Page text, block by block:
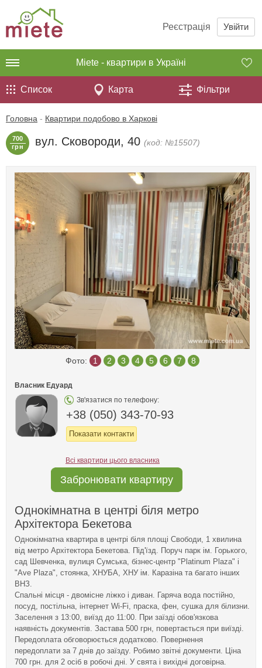
Реєстрація Увійти
Miete - квартири в Україні
Список Карта Фільтри
Головна - Квартири подобово в Харкові
700
грн
вул. Сковороди, 40 (код: №15507)
Фото: 1 2 3 4 5 6 7 8
Власник Едуард
Зв'язатися по телефону:
+38 (050) 343-70-93
Показати контакти
Всі квартири цього власника
Забронювати квартиру
Однокімнатна в центрі біля метро
Архітектора Бекетова
Однокімнатна квартира в центрі біля площі Свободи, 1 хвилина
від метро Архітектора Бекетова. Під'їзд. Поруч парк ім. Горького,
сад Шевченка, вулиця Сумська, бізнес-центр "Platinum Plaza" і
"Ave Plaza", стоянка, ХНУБА, ХНУ ім. Каразіна та багато інших
ВНЗ.
Спальні місця - двомісне ліжко і диван. Гаряча вода постійно,
посуд, постільна, інтернет Wi-Fi, праска, фен, сушка для білизни.
Заселення з 13:00, виїзд до 11:00. При заїзді обов'язкова
наявність документів. Застава 500 грн, повертається при виїзді.
Передоплата обговорюється додатково. Повернення
передоплати за 7 днів до заїзду. Робимо звітні документи. Ціна
700 грн. для 2 осіб в робочі дні. У свята і вихідні договірна.